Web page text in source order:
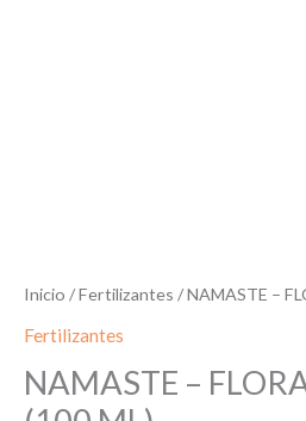
Inicio /Fertilizantes / NAMASTE –
Fertilizantes
NAMASTE –